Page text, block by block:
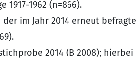
1917-1962 (n=866).
im Jahr 2014 erneut
2014 (B 2008);